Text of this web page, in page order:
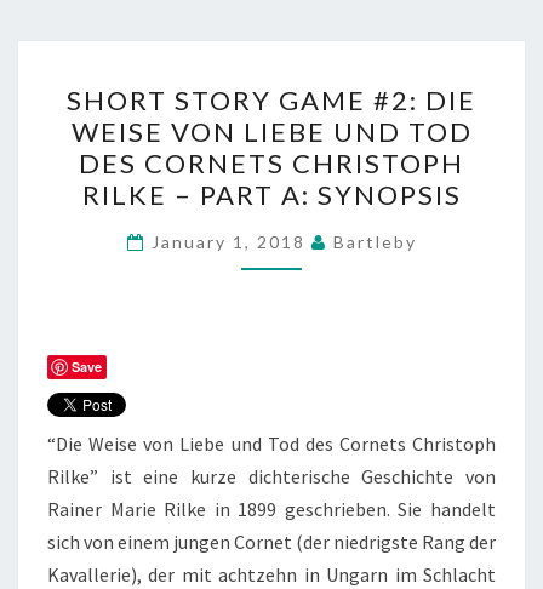
STORY
GAME
#2:
DIE
WEISE
VON
CORNETS
CHRISTOPH
RILKE
–
PART
SHORT STORY GAME #2: DIE
WEISE VON LIEBE UND TOD
DES CORNETS CHRISTOPH
RILKE – PART A: SYNOPSIS
January 1, 2018 Bartleby
Save
“Die Weise von Liebe und Tod des Cornets Christoph
Rilke” ist eine kurze dichterische Geschichte von
Rainer Marie Rilke in 1899 geschrieben. Sie handelt
sich von einem jungen Cornet (der niedrigste Rang der
Kavallerie), der mit achtzehn in Ungarn im Schlacht